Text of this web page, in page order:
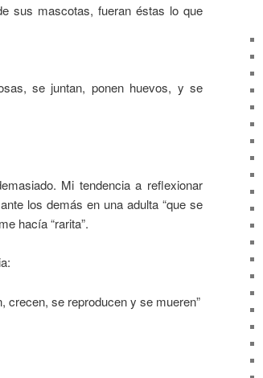
sus mascotas, fueran éstas lo que
se juntan, ponen huevos, y se
Mi tendencia a reflexionar
los demás en una adulta “que se
hacía “rarita”.
crecen, se reproducen y se mueren”